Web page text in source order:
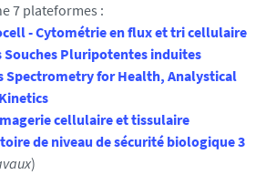
7 plateformes :
- Cytométrie en flux et tri cellulaire
Souches Pluripotentes induites
Spectrometry for Health, Analystical
cellulaire et tissulaire
de niveau de sécurité biologique 3
)